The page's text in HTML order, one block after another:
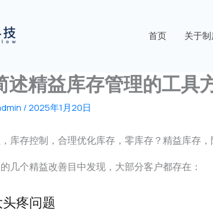
首页 关于
述精益库存管理的工具
/2025年1月20日
库存控制，合理优化库存，零库存？精益库存
几个精益改善目中发现，大部分客户都存在：
疼问题